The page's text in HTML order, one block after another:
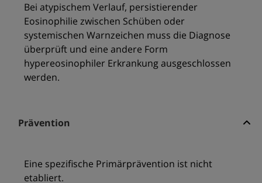
Bei atypischem Verlauf, persistierender
Eosinophilie zwischen Schüben oder
systemischen Warnzeichen muss die Diagnose
überprüft und eine andere Form
hypereosinophiler Erkrankung ausgeschlossen
werden.
Prävention
Eine spezifische Primärprävention ist nicht
etabliert.